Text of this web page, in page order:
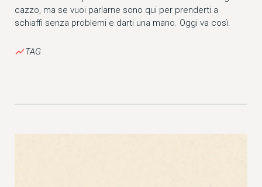
cazzo, ma se vuoi parlarne sono qui per prenderti a
schiaffi senza problemi e darti una mano. Oggi va così.
show_chartTAG